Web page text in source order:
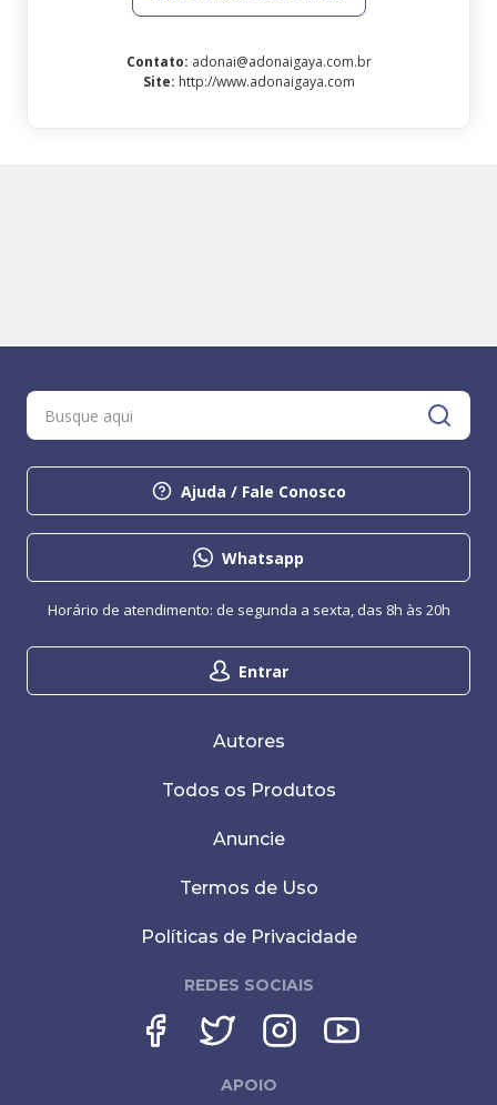
Contato: adonai@adonaigaya.com.br
Site: http://www.adonaigaya.com
Ajuda / Fale Conosco
Whatsapp
Entrar
Horário de atendimento: de segunda a sexta, das 8h às 20h
Autores
Todos os Produtos
Anuncie
Termos de Uso
Políticas de Privacidade
REDES SOCIAIS
APOIO